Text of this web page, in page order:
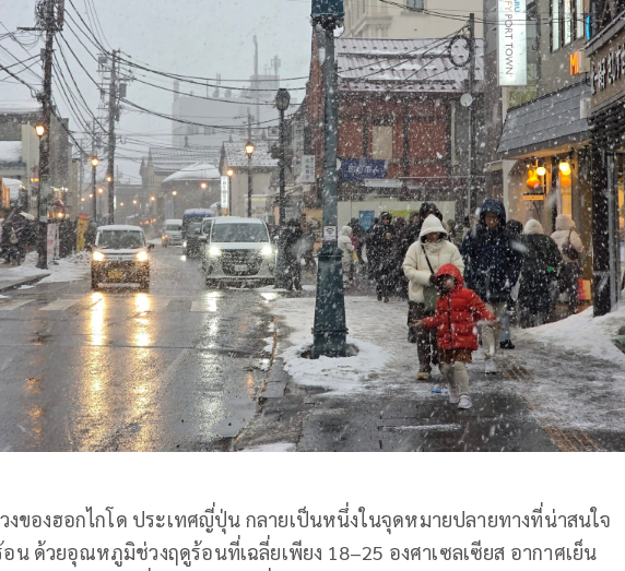
งของฮอกไกโด ประเทศญี่ปุ่น กลายเป็นหนึ่งในจุดหมายปลายทางที่น่าสนใจ
น ด้วยอุณหภูมิช่วงฤดูร้อนที่เฉลี่ยเพียง 18–25 องศาเซลเซียส อากาศเย็น